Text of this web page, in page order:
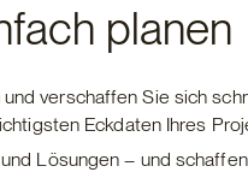
planen
verschaffen Sie sich
Eckdaten Ihres
Lösungen – und